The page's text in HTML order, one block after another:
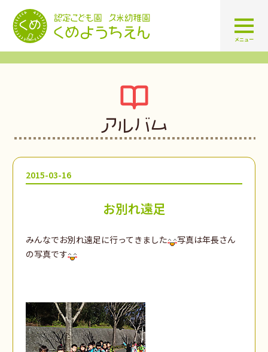
認定こども園 学校法人久米幼
メニュー
アルバム
2015-03-16
お別れ遠足
みんなでお別れ遠足に行ってきました
写真は年長さん
の写真です